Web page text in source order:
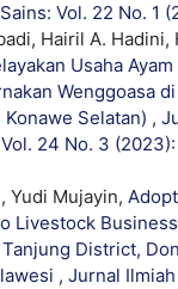
Vol. 22 No. 1
Hairil A. Hadini,
Usaha
Wenggoasa
Selatan) ,
24 No. 3
Yudi Mujayin,
Livestock
District,
, Jurnal